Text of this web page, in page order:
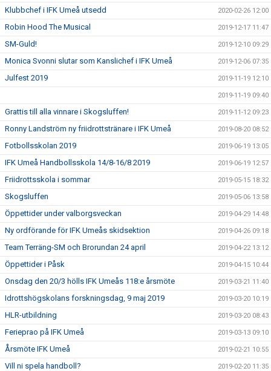
Klubbchef i IFK Umeå utsedd 2020-02-26 12:00
Robin Hood The Musical 2019-12-17 11:47
SM-Guld! 2019-12-10 09:29
Monica Svonni slutar som Kanslichef i IFK Umeå 2019-12-06 07:35
Julfest 2019 2019-11-19 12:10
2019-11-19 09:40
Grattis till alla vinnare i Skogsluffen! 2019-11-12 09:23
Ronny Landström ny friidrottstränare i IFK Umeå 2019-08-20 08:52
Fotbollsskolan 2019 2019-06-19 13:05
IFK Umeå Handbollsskola 14/8-16/8 2019 2019-06-19 12:57
Friidrottsskola i sommar 2019-05-15 18:32
Skogsluffen 2019-05-06 13:58
Öppettider under valborgsveckan 2019-04-29 14:48
Ny ordförande för IFK Umeås skidsektion 2019-04-26 09:18
Team Terräng-SM och Brorundan 24 april 2019-04-22 13:12
Öppettider i Påsk 2019-04-15 10:44
Onsdag den 20/3 hölls IFK Umeås 118:e årsmöte 2019-03-21 11:40
Idrottshögskolans forskningsdag, 9 maj 2019 2019-03-20 10:19
HLR-utbildning 2019-03-20 08:43
Ferieprao på IFK Umeå 2019-03-13 09:10
Årsmöte IFK Umeå 2019-02-21 10:55
Vill ni spela handboll? 2019-02-20 11:35